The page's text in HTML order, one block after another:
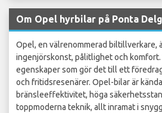
Om Opel hyrbilar på Ponta
Opel, en välrenommerad biltillverkare,
ingenjörskonst, pålitlighet och komfort.
egenskaper som gör det till ett
och fritidsresenärer. Opel-bilar är
bränsleeffektivitet, höga
toppmoderna teknik, allt inramat i